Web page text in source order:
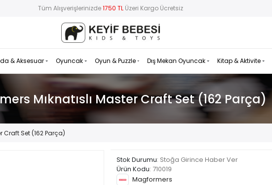
Tüm Alışverişlerinizde1750 TL Üzeri Kargo Ücretsiz
& Aksesuar Oyuncak Oyun & Puzzle Dış Mekan Oyuncak Kitap & Aktivite
Mıknatıslı Master Craft Set (162 Parça)
Craft Set (162 Parça)
Stok Durumu: Stoğa Girince Haber Ver
Ürün Kodu: 710019
Magformers